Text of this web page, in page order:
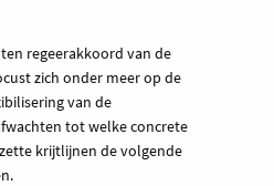
regeerakkoord van de
zich onder meer op de
van de
tot welke concrete
krijtlijnen de volgende